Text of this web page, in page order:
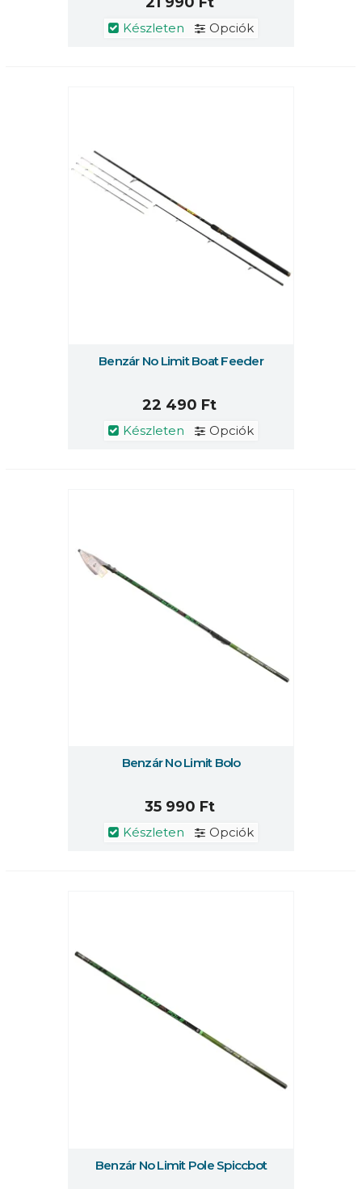
Készleten Opciók
Benzár No Limit Boat Feeder
22 490 Ft
Készleten Opciók
Benzár No Limit Bolo
35 990 Ft
Készleten Opciók
Benzár No Limit Pole Spiccbot